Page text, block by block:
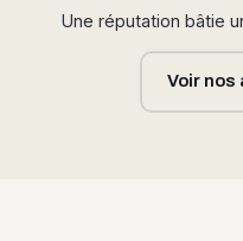
Une réputation bâtie
Voir nos